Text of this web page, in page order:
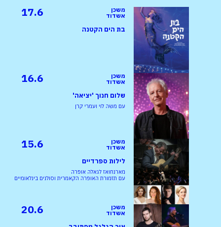
משכן
אשדוד
17.6
בת הים הקטנה
משכן
אשדוד
16.6
שלום חנוך 'יציאה'
עם משה לוי ועמרי קרן
משכן
אשדוד
15.6
לילות ספרדיים
מארנחואז לגאלה אופרה
עם תזמורת האופרה הקאמרית וסולנים בינלאומיים
משכן
אשדוד
20.6